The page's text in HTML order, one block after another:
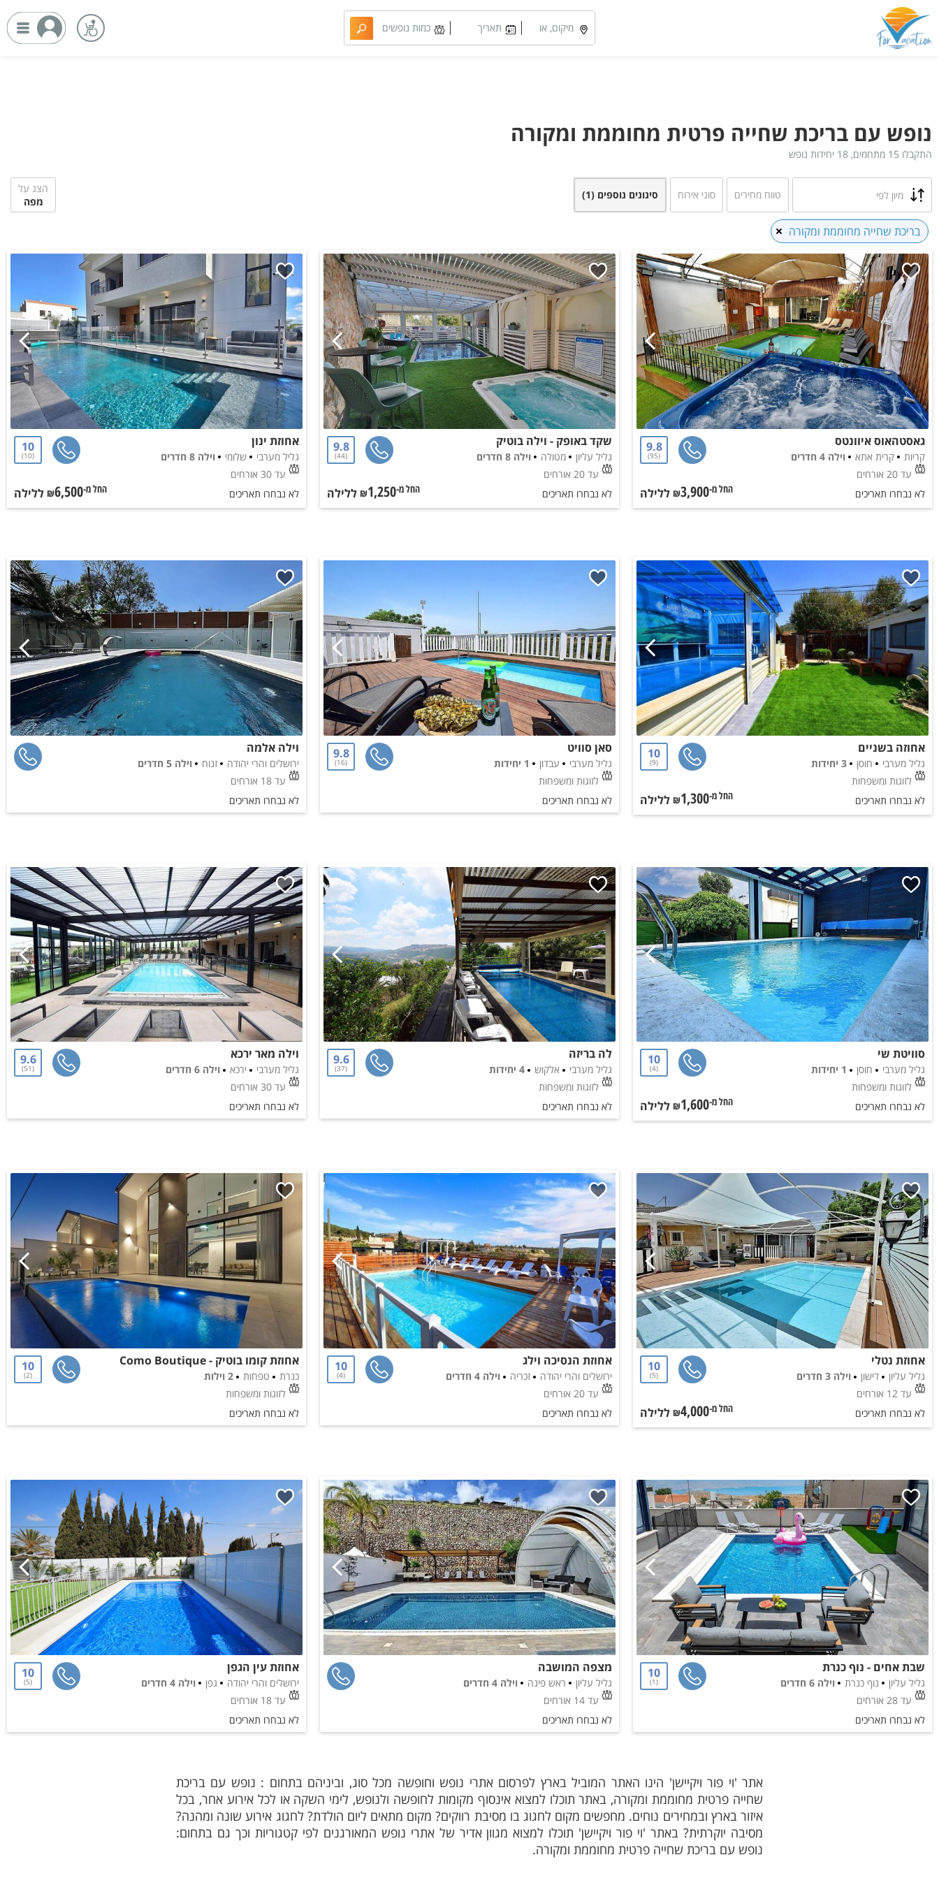
נופש עם בריכת שחייה פרטית מחוממת ומקורה
התקבלו 15 מתחמים, 18 יחידות נופש
מיקום, או תאריך כמות נופשים
מיון לפי
הצג על
מפה
טווח מחירים סוגי אירוח סינונים נוספים (1)
בריכת שחייה מחוממת ומקורה
גאסטהאוס איוונטס
קריות קרית אתא
וילה 4 חדרים
עד 20 אורחים
9.8
95
לא נבחרו תאריכים החל מ-₪3,900 ללילה
שקד באופק - וילה בוטיק
גליל עליון מטולה
וילה 8 חדרים
עד 20 אורחים
9.8
44
לא נבחרו תאריכים החל מ-₪1,250 ללילה
אחוזת ינון
גליל מערבי שלומי
וילה 8 חדרים
עד 30 אורחים
10
10
לא נבחרו תאריכים החל מ-₪6,500 ללילה
אחוזה בשניים
גליל מערבי חוסן
3 יחידות
לזוגות ומשפחות
10
9
לא נבחרו תאריכים החל מ-₪1,300 ללילה
סאן סוויט
גליל מערבי עבדון
1 יחידות
לזוגות ומשפחות
9.8
16
לא נבחרו תאריכים
וילה אלמה
ירושלים והרי יהודה זנוח
וילה 5 חדרים
עד 18 אורחים
לא נבחרו תאריכים
סוויטת שי
גליל מערבי חוסן
1 יחידות
לזוגות ומשפחות
10
4
לא נבחרו תאריכים החל מ-₪1,600 ללילה
לה בריזה
גליל מערבי אלקוש
4 יחידות
לזוגות ומשפחות
9.6
37
לא נבחרו תאריכים
וילה מאר ירכא
גליל מערבי ירכא
וילה 6 חדרים
עד 30 אורחים
9.6
51
לא נבחרו תאריכים
אחוזת נטלי
גליל עליון דישון
וילה 3 חדרים
עד 12 אורחים
10
5
לא נבחרו תאריכים החל מ-₪4,000 ללילה
אחוזת הנסיכה וילג
ירושלים והרי יהודה זכריה
וילה 4 חדרים
עד 20 אורחים
10
4
לא נבחרו תאריכים
אחוזת קומו בוטיק - Como Boutique
כנרת טפחות
2 וילות
לזוגות ומשפחות
10
2
לא נבחרו תאריכים
שבת אחים - נוף כנרת
גליל עליון נוף כנרת
וילה 6 חדרים
עד 28 אורחים
10
1
לא נבחרו תאריכים
מצפה המושבה
גליל עליון ראש פינה
וילה 4 חדרים
עד 14 אורחים
לא נבחרו תאריכים
אחוזת עין הגפן
ירושלים והרי יהודה גפן
וילה 4 חדרים
עד 18 אורחים
10
5
לא נבחרו תאריכים
אתר 'וי פור ויקיישן' הינו האתר המוביל בארץ לפרסום אתרי נופש וחופשה מכל סוג, וביניהם בתחום : נופש עם בריכת
שחייה פרטית מחוממת ומקורה, באתר תוכלו למצוא אינסוף מקומות לחופשה ולנופש, לימי השקה או לכל אירוע אחר, בכל
איזור בארץ ובמחירים נוחים. מחפשים מקום לחגוג בו מסיבת רווקים? מקום מתאים ליום הולדת? לחגוג אירוע שונה ומהנה?
מסיבה יוקרתית? באתר 'וי פור ויקיישן' תוכלו למצוא מגוון אדיר של אתרי נופש המאורגנים לפי קטגוריות וכך גם בתחום:
נופש עם בריכת שחייה פרטית מחוממת ומקורה.